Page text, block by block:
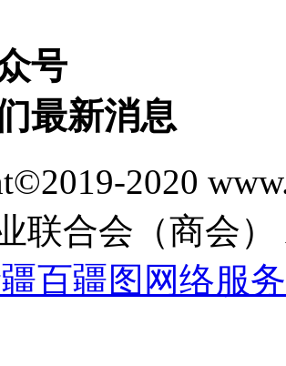
号
最新消息
2020
联合会（商会）
百疆图网络服